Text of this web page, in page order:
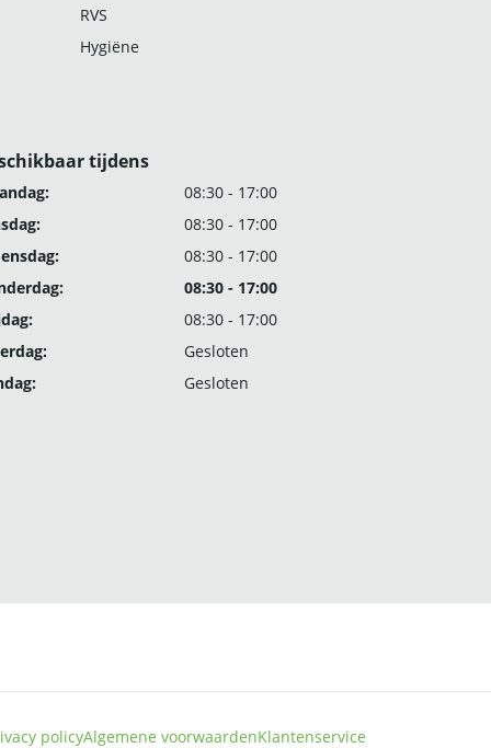
RVS
Hygiëne
tijdens
08:30 - 17:00
08:30 - 17:00
08:30 - 17:00
08:30 - 17:00
08:30 - 17:00
Gesloten
Gesloten
policyAlgemene voorwaardenKlantenservice